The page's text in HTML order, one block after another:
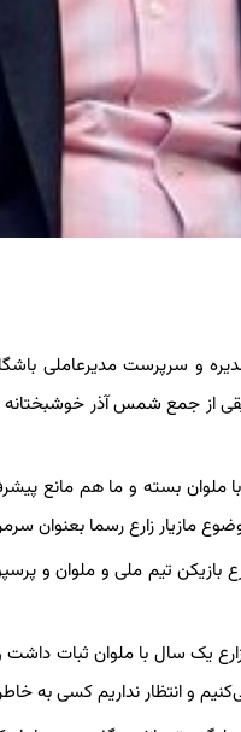
مدیره و سرپرست مدیرعاملی
جمع شمس آذر خوشبختانه
با ملوان بسته و ما هم مانع
مازیار زارع رسما
زارع بازیکن تیم ملی و ملوان
یک سال با ملوان ثبات
و انتظار نداریم کسی به